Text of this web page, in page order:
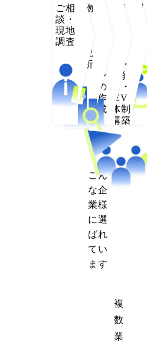
ご相
談・
現地
調査
建物
断・
運用
状況
分析
一
ン
の
作
成
清
備・
消
防・
EV
体制
構築
運
こん
な企
業様
に選
ばれ
てい
ます
複
数
業